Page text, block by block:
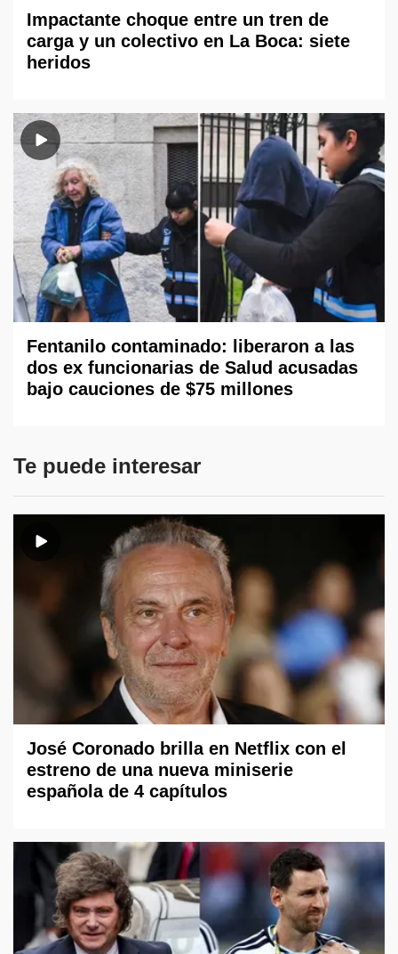
Impactante choque entre un tren de
carga y un colectivo en La Boca: siete
heridos
Fentanilo contaminado: liberaron a las
dos ex funcionarias de Salud acusadas
bajo cauciones de $75 millones
Te puede interesar
José Coronado brilla en Netflix con el
estreno de una nueva miniserie
española de 4 capítulos